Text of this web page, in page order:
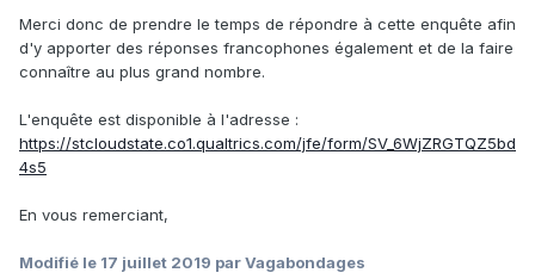
Merci donc de prendre le temps de répondre à cette enquête afin
d'y apporter des réponses francophones également et de la faire
connaître au plus grand nombre.
L'enquête est disponible à l'adresse :
https://stcloudstate.co1.qualtrics.com/jfe/form/SV_6WjZRGTQZ5bd
4s5
En vous remerciant,
Modifié le 17 juillet 2019 par Vagabondages